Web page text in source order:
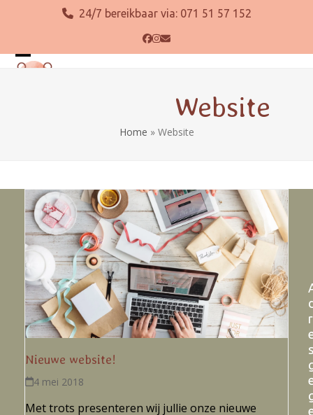
24/7 bereikbaar via: 071 51 57 152
Facebook
Instagram
E-
mail
Open
Close
Website
Home » Website
Nieuwe website!
4 mei 2018
Met trots presenteren wij jullie onze nieuwe
r
s